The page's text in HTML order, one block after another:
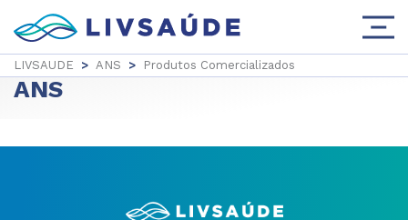
LIVSAUDE > ANS > Produtos Comercializados
ANS